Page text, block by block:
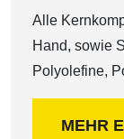
Alle
Hand, sowie
Polyolefine,
MEHR